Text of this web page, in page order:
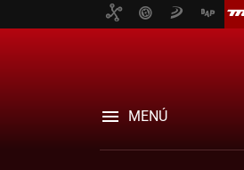
MENÚ